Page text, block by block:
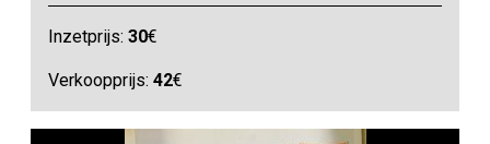
Inzetprijs:30€
Verkoopprijs:42€